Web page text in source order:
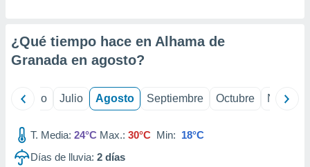
1199
¿Qué tiempo hace en Alhama de
Granada en agosto?
Junio Julio Agosto Septiembre Octubre
T. Media: 24°C Max.: 30°C Min: 18°C
Días de lluvia: 2 días